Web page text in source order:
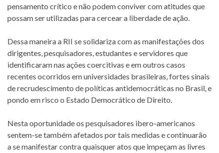
pensamento crítico e não podem conviver com atitudes que
possam ser utilizadas para cercear a liberdade de ação.
Dessa maneira a RII se solidariza com as manifestações dos
dirigentes, pesquisadores, estudantes e servidores que
identificaram nas ações coercitivas e em outros casos
recentes ocorridos em universidades brasileiras, fortes sinais
de recrudescimento de políticas antidemocráticas no Brasil, e
pondo em risco o Estado Democrático de Direito.
Nesta oportunidade os pesquisadores ibero-americanos
sentem-se também afetados por tais medidas e continuarão
a se manifestar contra quaisquer atos que impeçam as livres